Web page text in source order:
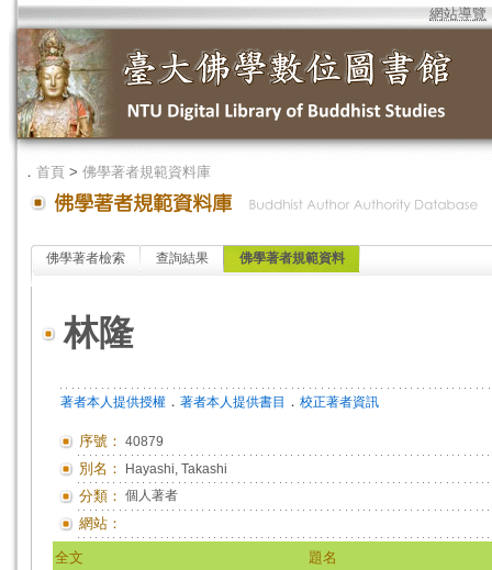
網站導覽
． 首頁 > 佛學著者規範資料庫
佛學著者檢索 查詢結果 佛學著者規範資料
林隆
著者本人提供授權 ． 著者本人提供書目 ． 校正著者資訊
序號： 40879
別名： Hayashi, Takashi
分類： 個人著者
網站：
全文
題名